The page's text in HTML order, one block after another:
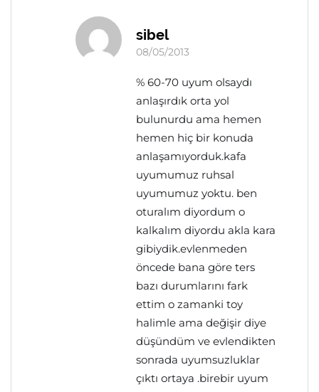
sibel
08/05/2013
% 60-70 uyum olsaydı
anlaşırdık orta yol
bulunurdu ama hemen
hemen hiç bir konuda
anlaşamıyorduk.kafa
uyumumuz ruhsal
uyumumuz yoktu. ben
oturalım diyordum o
kalkalım diyordu akla kara
gibiydik.evlenmeden
öncede bana göre ters
bazı durumlarını fark
ettim o zamanki toy
halimle ama değişir diye
düşündüm ve evlendikten
sonrada uyumsuzluklar
çıktı ortaya .birebir uyum